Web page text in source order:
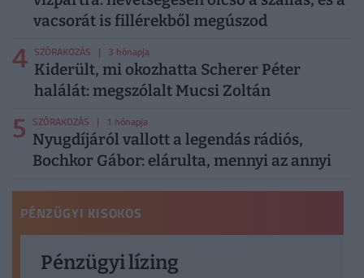
vacsorát is fillérekből megúszod
4 SZÓRAKOZÁS | 3 hónapja
Kiderült, mi okozhatta Scherer Péter
halálát: megszólalt Mucsi Zoltán
5 SZÓRAKOZÁS | 1 hónapja
Nyugdíjáról vallott a legendás rádiós,
Bochkor Gábor: elárulta, mennyi az annyi
PÉNZÜGYI KISOKOS
Pénzügyi lízing